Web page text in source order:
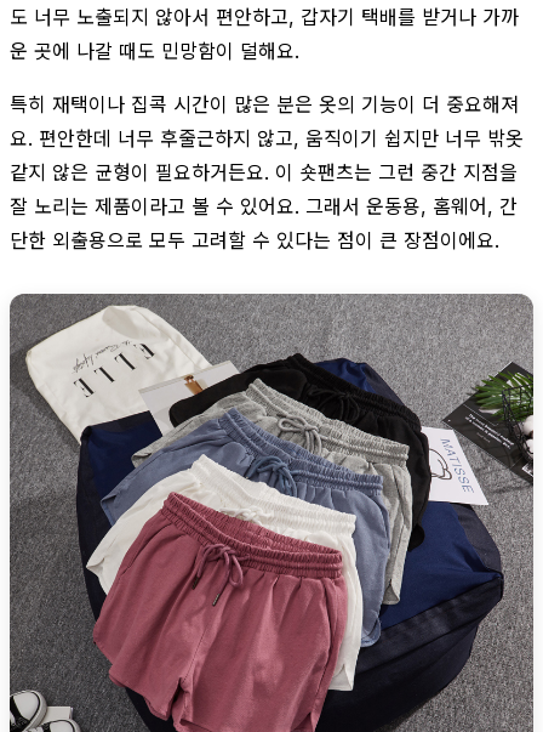
도 너무 노출되지 않아서 편안하고, 갑자기 택배를 받거나 가까
운 곳에 나갈 때도 민망함이 덜해요.
특히 재택이나 집콕 시간이 많은 분은 옷의 기능이 더 중요해져
요. 편안한데 너무 후줄근하지 않고, 움직이기 쉽지만 너무 밖옷
같지 않은 균형이 필요하거든요. 이 숏팬츠는 그런 중간 지점을
잘 노리는 제품이라고 볼 수 있어요. 그래서 운동용, 홈웨어, 간
단한 외출용으로 모두 고려할 수 있다는 점이 큰 장점이에요.